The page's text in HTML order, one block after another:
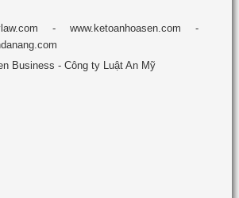
- www.ketoanhoasen.com -
Business - Công ty Luật An Mỹ